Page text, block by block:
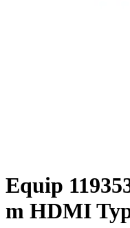
Equip
m HDMI